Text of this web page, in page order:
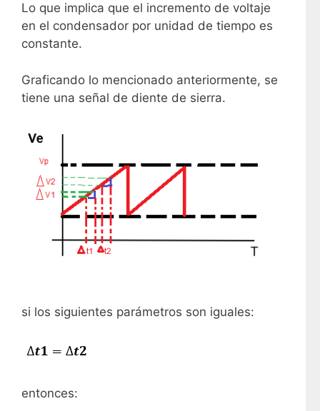
Lo que implica que el incremento de voltaje
en el condensador por unidad de tiempo es
constante.
Graficando lo mencionado anteriormente, se
tiene una señal de diente de sierra.
si los siguientes parámetros son iguales:
entonces: